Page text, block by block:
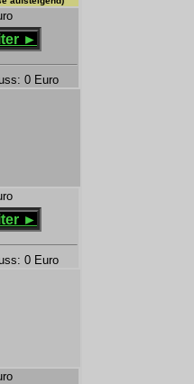
►
0 Euro
►
0 Euro